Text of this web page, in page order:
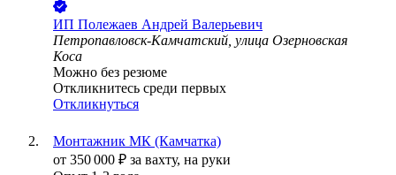
ИП Полежаев Андрей Валерьевич
Петропавловск-Камчатский, улица Озерновская
Коса
Можно без резюме
Откликнитесь среди первых
Откликнуться
Монтажник МК (Камчатка)
от 350 000 ₽ за вахту, на руки